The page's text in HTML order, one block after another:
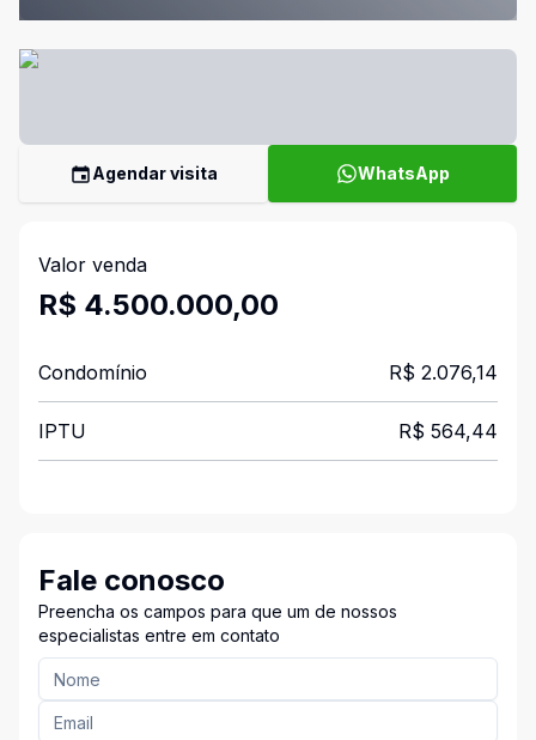
Agendar visita WhatsApp
Valor venda
R$ 4.500.000,00
Condomínio R$ 2.076,14
IPTU R$ 564,44
Fale conosco
Preencha os campos para que um de nossos
especialistas entre em contato